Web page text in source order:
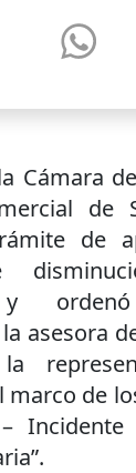
Cámara
de
de
y
asesora
de
Incidente